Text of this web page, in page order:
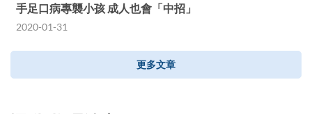
手足口病專襲小孩 成人也會「中招」
2020-01-31
更多文章